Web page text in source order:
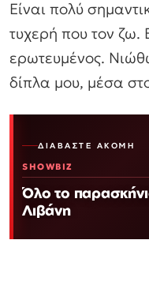
Είναι πολύ
τυχερή που τον ζω.
ερωτευμένος.
δίπλα μου, μέσα
ΔΙΑΒΆΣΤΕ ΑΚΌΜΗ
SHOWBIZ
Όλο το
Λιβάνη